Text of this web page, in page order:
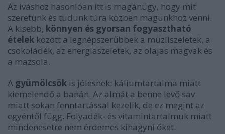
Az iváshoz hasonlóan itt is magánügy, hogy mit
szeretünk és tudunk túra közben magunkhoz venni.
A kisebb, könnyen és gyorsan fogyasztható
ételek között a legnépszerűbbek a müzliszeletek, a
csokoládék, az energiaszeletek, az olajas magvak és
a mazsola.
A gyümölcsök is jólesnek: káliumtartalma miatt
kiemelendő a banán. Az almát a benne levő sav
miatt sokan fenntartással kezelik, de ez megint az
egyéntől függ. Folyadék- és vitamintartalmuk miatt
mindenesetre nem érdemes kihagyni őket.